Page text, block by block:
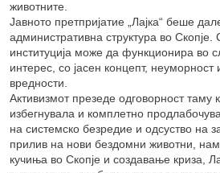
животните.
Јавното претпријатие „Лајка“ беше
административна структура во
институција може да функционира во
интерес, со јасен концепт, неуморност
вредности.
Активизмот презеде одговорност таму
избегнувала и комплетно
на системско безредие и одсуство на
прилив на нови бездомни животни,
кучиња во Скопје и создавање криза,